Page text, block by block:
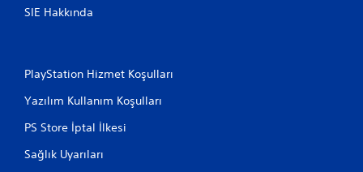
SIE Hakkında
PlayStation Hizmet Koşulları
Yazılım Kullanım Koşulları
PS Store İptal İlkesi
Sağlık Uyarıları